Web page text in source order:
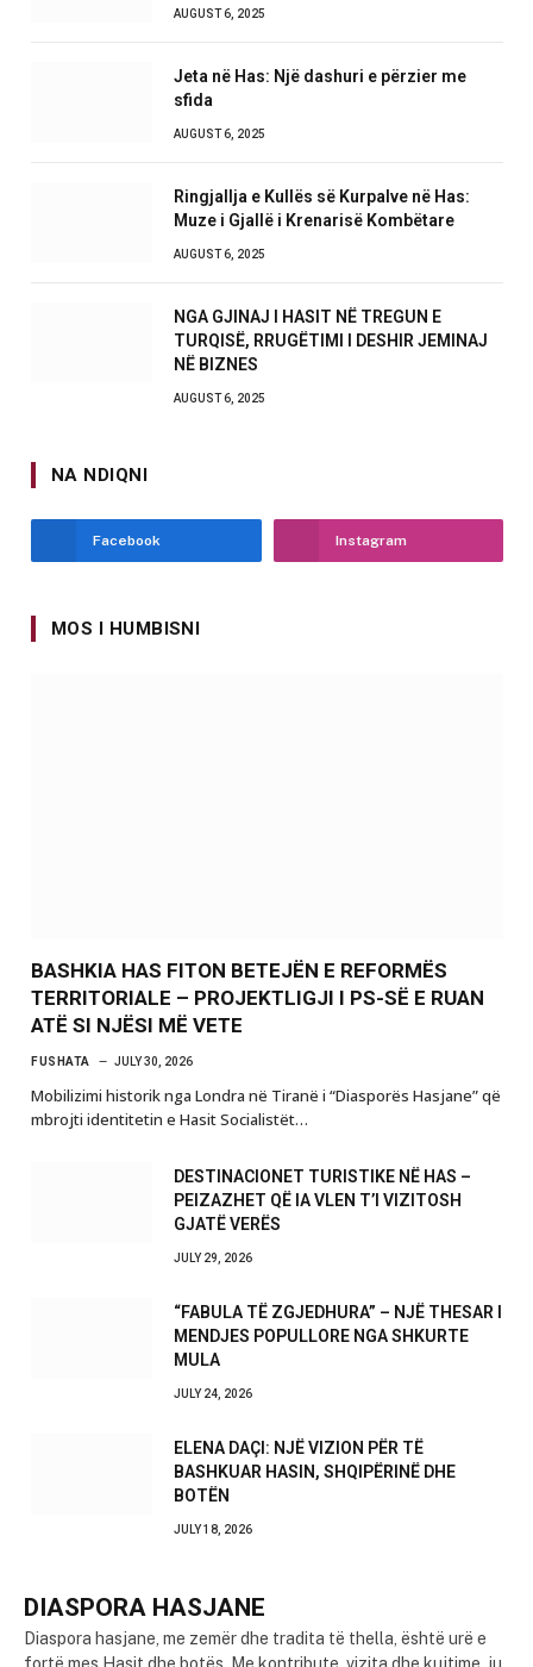
AUGUST 6, 2025
Jeta në Has: Një dashuri e përzier me
sfida
AUGUST 6, 2025
Ringjallja e Kullës së Kurpalve në Has:
Muze i Gjallë i Krenarisë Kombëtare
AUGUST 6, 2025
NGA GJINAJ I HASIT NË TREGUN E
TURQISË, RRUGËTIMI I DESHIR JEMINAJ
NË BIZNES
AUGUST 6, 2025
NA NDIQNI
Facebook Instagram
MOS I HUMBISNI
BASHKIA HAS FITON BETEJËN E REFORMËS
TERRITORIALE – PROJEKTLIGJI I PS-SË E RUAN
ATË SI NJËSI MË VETE
FUSHATA JULY 30, 2026
Mobilizimi historik nga Londra në Tiranë i “Diasporës Hasjane” që
mbrojti identitetin e Hasit Socialistët…
DESTINACIONET TURISTIKE NË HAS –
PEIZAZHET QË IA VLEN T’I VIZITOSH
GJATË VERËS
JULY 29, 2026
“FABULA TË ZGJEDHURA” – NJË THESAR I
MENDJES POPULLORE NGA SHKURTE
MULA
JULY 24, 2026
ELENA DAÇI: NJË VIZION PËR TË
BASHKUAR HASIN, SHQIPËRINË DHE
BOTËN
JULY 18, 2026
DIASPORA HASJANE
Diaspora hasjane, me zemër dhe tradita të thella, është urë e